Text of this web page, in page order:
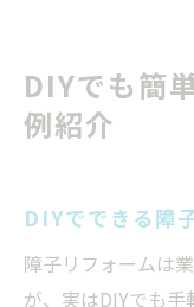
DIYでも簡
例紹介
DIYでできる障
障子リフォームは
が、実はDIYでも